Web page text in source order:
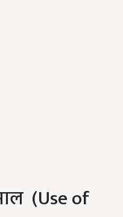
(Use of